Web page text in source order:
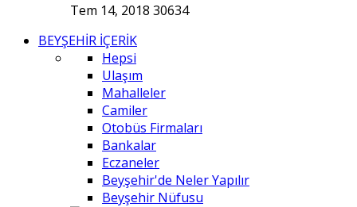
Tem 14, 2018 30634
BEYŞEHİR İÇERİK
Hepsi
Ulaşım
Mahalleler
Camiler
Otobüs Firmaları
Bankalar
Eczaneler
Beyşehir'de Neler Yapılır
Beyşehir Nüfusu